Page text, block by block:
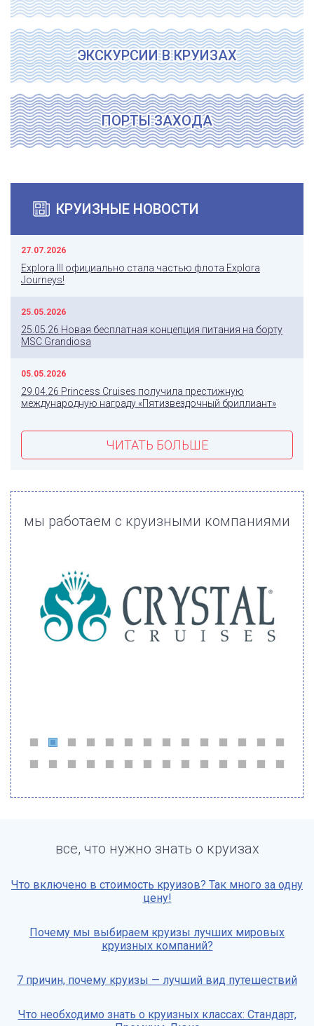
ЭКСКУРСИИ В КРУИЗАХ
ПОРТЫ ЗАХОДА
КРУИЗНЫЕ НОВОСТИ
27.07.2026
Explora III официально стала частью флота Explora
Journeys!
25.05.2026
25.05.26 Новая бесплатная концепция питания на борту
MSC Grandiosa
05.05.2026
29.04.26 Princess Cruises получила престижную
международную награду «Пятизвездочный бриллиант»
ЧИТАТЬ БОЛЬШЕ
мы работаем с круизными компаниями
все, что нужно знать о круизах
Что включено в стоимость круизов? Так много за одну
цену!
Почему мы выбираем круизы лучших мировых
круизных компаний?
7 причин, почему круизы — лучший вид путешествий
Что необходимо знать о круизных классах: Стандарт,